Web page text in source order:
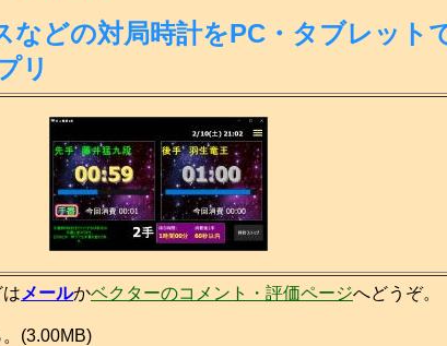
などの対局時計をPC・タブレット
リ
メールかベクターのコメント・評価ページへどうぞ。
(3.00MB)